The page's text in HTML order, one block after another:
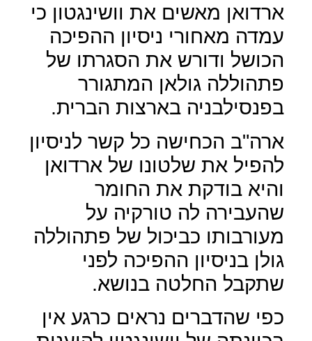
ארדואן מאשים את וושינגטון כי
עמדה מאחורי ניסיון ההפיכה
הכושל ודורש את הסגרתו של
פתהוללה גולאן המתגורר
בפנסילבניה בארצות הברית.
ארה"ב הכחישה כל קשר לניסיון
להפיל את שלטונו של ארדואן
והיא בודקת את החומר
שהעבירה לה טורקיה על
מעורבותו כביכול של פתהוללה
גולן בניסיון ההפיכה לפני
שתקבל החלטה בנושא.
כפי שהדברים נראים כרגע אין